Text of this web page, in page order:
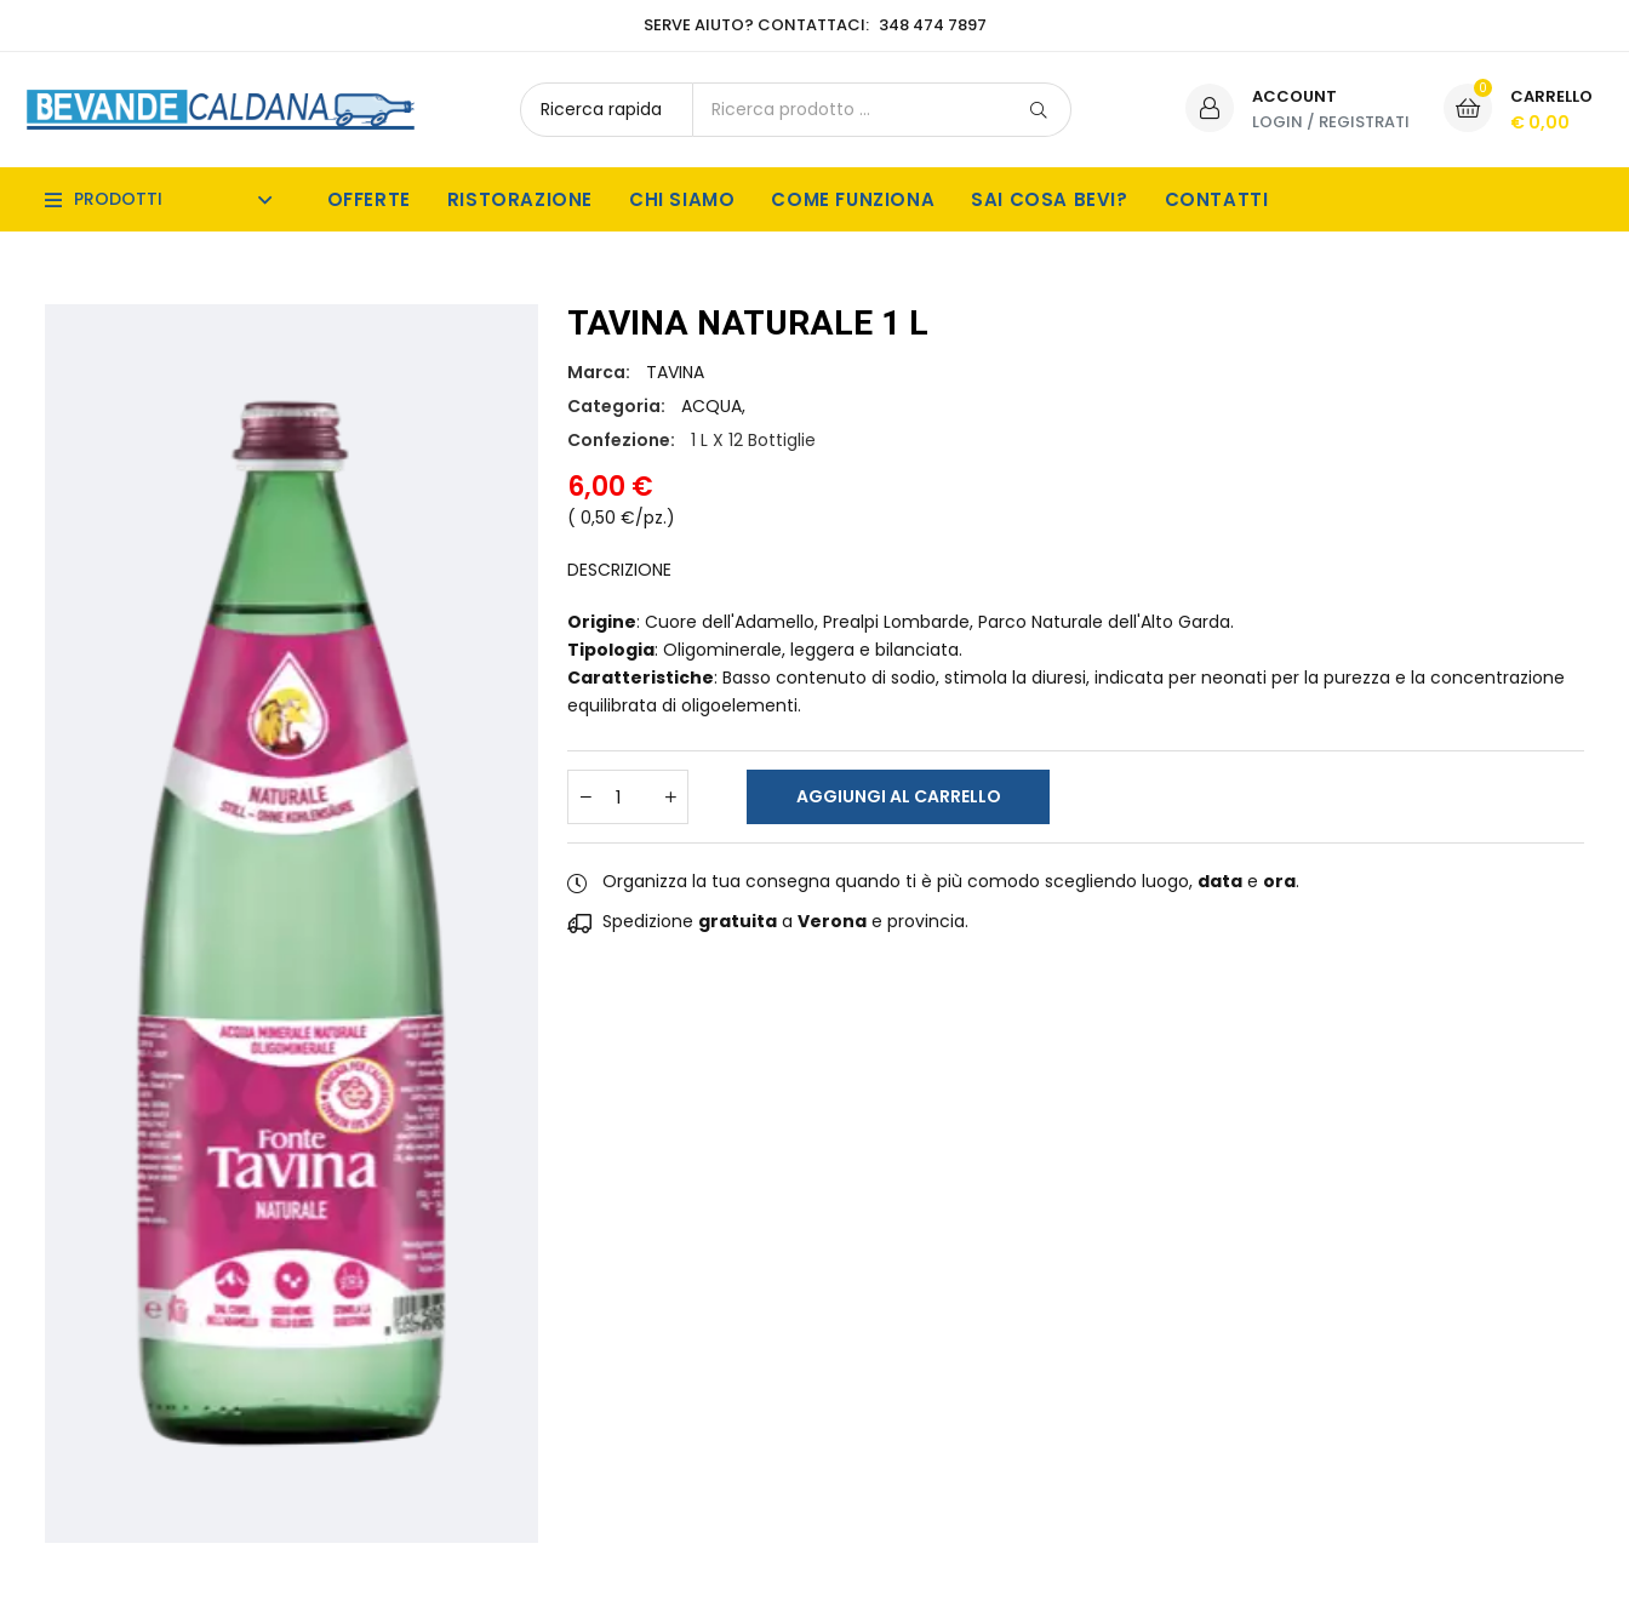
SERVE AIUTO? CONTATTACI: 348 474 7897
ACCOUNT
LOGIN / REGISTRATI
0 CARRELLO
€ 0,00
PRODOTTI OFFERTE RISTORAZIONE CHI SIAMO COME FUNZIONA SAI COSA BEVI? CONTATTI
TAVINA NATURALE 1 L
Marca:
TAVINA
Categoria:
ACQUA,
Confezione:
1 L X 12 Bottiglie
6,00 €
( 0,50 €/pz.)
DESCRIZIONE
Origine: Cuore dell'Adamello, Prealpi Lombarde, Parco Naturale dell'Alto Garda.
Tipologia: Oligominerale, leggera e bilanciata.
Caratteristiche: Basso contenuto di sodio, stimola la diuresi, indicata per neonati per la purezza e la concentrazione
equilibrata di oligoelementi.
AGGIUNGI AL CARRELLO
Organizza la tua consegna quando ti è più comodo scegliendo luogo, data e ora.
Spedizione gratuita aVerona e provincia.